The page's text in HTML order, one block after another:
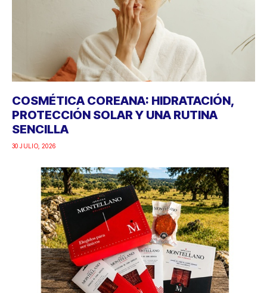
COSMÉTICA COREANA: HIDRATACIÓN,
PROTECCIÓN SOLAR Y UNA RUTINA
SENCILLA
30 JULIO, 2026